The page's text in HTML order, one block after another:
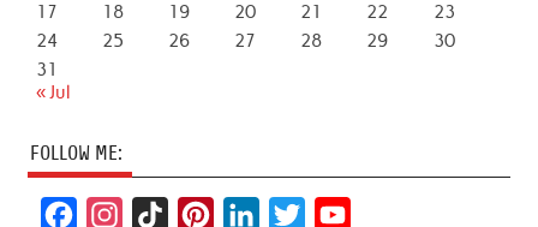
17
18 19 20 21 22
23
24
25 26 27 28 29
30
31
« Jul
FOLLOW ME: